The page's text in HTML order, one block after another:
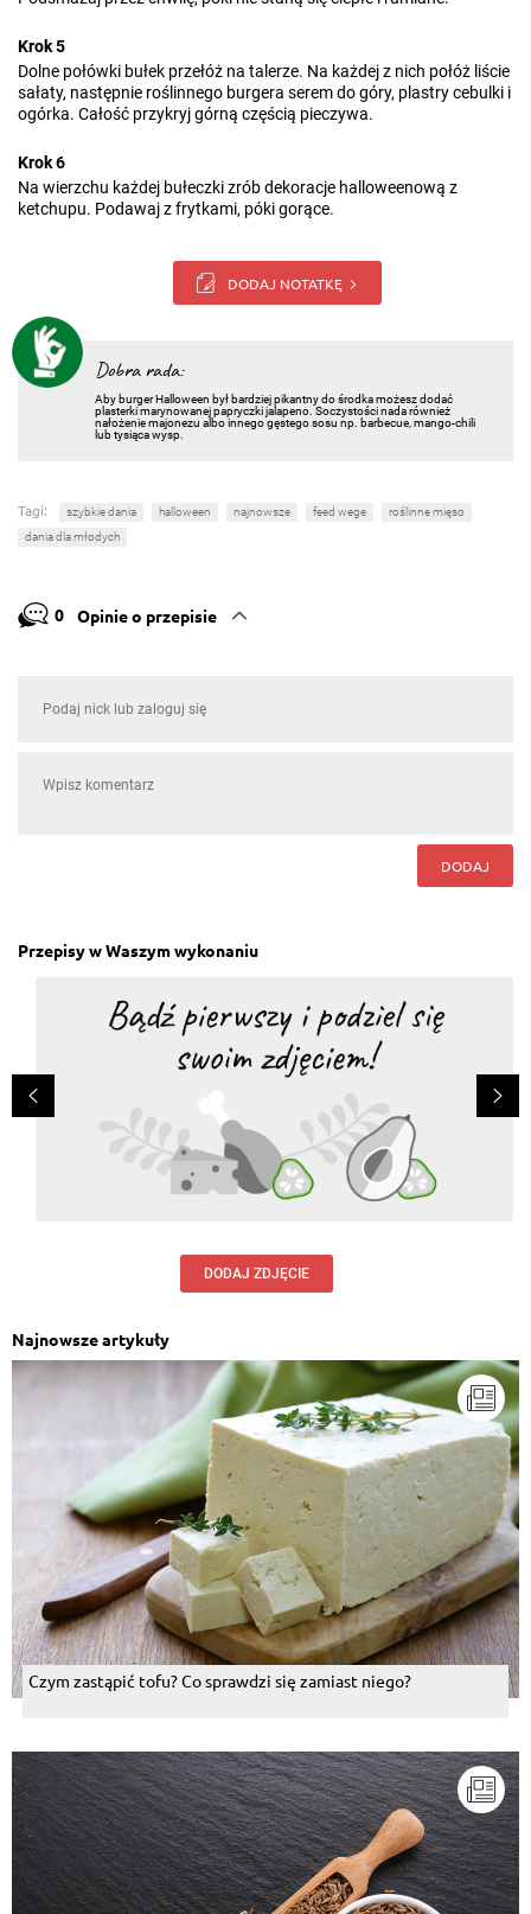
Krok 5
Dolne połówki bułek przełóż na talerze. Na każdej z nich połóż liście
sałaty, następnie roślinnego burgera serem do góry, plastry cebulki i
ogórka. Całość przykryj górną częścią pieczywa.
Krok 6
Na wierzchu każdej bułeczki zrób dekoracje halloweenową z
ketchupu. Podawaj z frytkami, póki gorące.
DODAJ NOTATKĘ
Dobra rada:
Aby burger Halloween był bardziej pikantny do środka możesz dodać
plasterki marynowanej papryczki jalapeno. Soczystości nada również
nałożenie majonezu albo innego gęstego sosu np. barbecue, mango-chili
lub tysiąca wysp.
Tagi: szybkie dania halloween najnowsze feed wege
roślinne mięso
dania dla młodych
0 Opinie o przepisie
DODAJ
Przepisy w Waszym wykonaniu
DODAJ ZDJĘCIE
Najnowsze artykuły
Czym zastąpić tofu? Co sprawdzi się zamiast niego?